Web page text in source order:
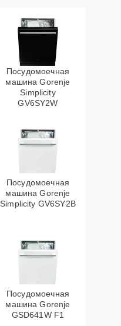
Посудомоечная
машина Gorenje
Simplicity
GV6SY2W
Посудомоечная
машина Gorenje
Simplicity GV6SY2B
Посудомоечная
машина Gorenje
GSD641W F1